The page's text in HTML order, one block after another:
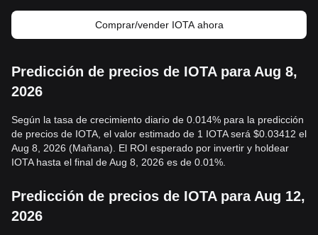
Comprar/vender IOTA ahora
Predicción de precios de IOTA para Aug 8,
2026
Según la tasa de crecimiento diario de 0.014% para la predicción
de precios de IOTA, el valor estimado de 1 IOTA será $0.03412 el
Aug 8, 2026 (Mañana). El ROI esperado por invertir y holdear
IOTA hasta el final de Aug 8, 2026 es de 0.01%.
Predicción de precios de IOTA para Aug 12,
2026